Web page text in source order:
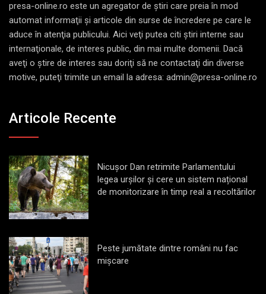
presa-online.ro este un agregator de ştiri care preia în mod
automat informaţii şi articole din surse de încredere pe care le
aduce în atenţia publicului. Aici veţi putea citi ştiri interne sau
internaţionale, de interes public, din mai multe domenii. Dacă
aveţi o ştire de interes sau doriţi să ne contactaţi din diverse
motive, puteţi trimite un email la adresa: admin@presa-online.ro
Articole Recente
Nicușor Dan retrimite Parlamentului
legea urșilor și cere un sistem național
de monitorizare în timp real a recoltărilor
Peste jumătate dintre români nu fac
mișcare